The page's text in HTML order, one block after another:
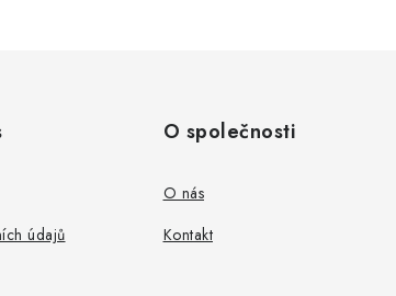
údajů
O společnosti
O nás
Kontakt